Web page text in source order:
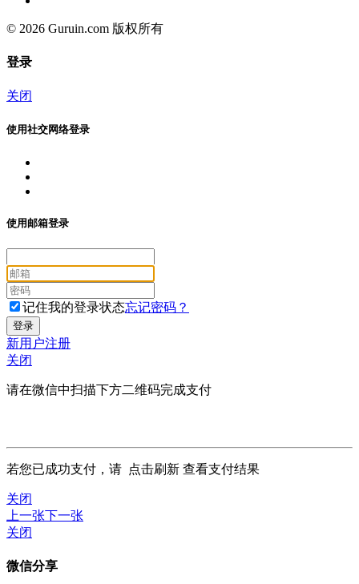
© 2026 Guruin.com 版权所有
登录
关闭
使用社交网络登录
使用邮箱登录
记住我的登录状态忘记密码？
新用户注册
关闭
请在微信中扫描下方二维码完成支付
若您已成功支付，请 点击刷新 查看支付结果
关闭
上一张下一张
关闭
微信分享